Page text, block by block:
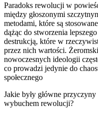
Paradoks rewolucji w
między głoszonymi
metodami, które są
dążąc do stworzenia
destrukcją, które w
przez nich wartości.
nowoczesnych ideologii
co prowadzi jedynie do
społecznego
Jakie były główne
wybuchem rewolucji?